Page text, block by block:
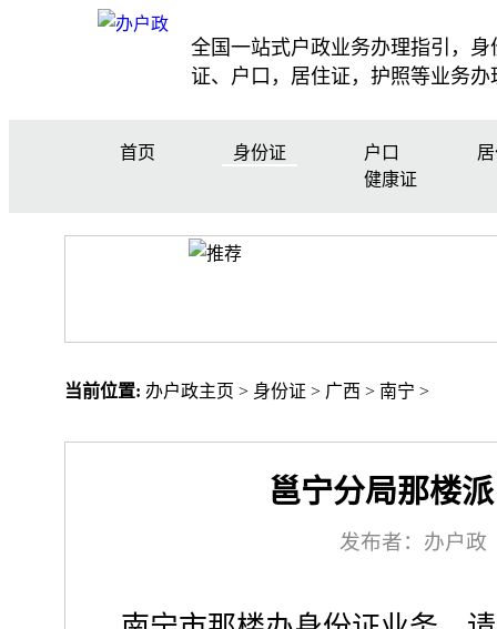
全国一站式户政业务办理指引，身
证、户口，居住证，护照等业务办
首页 身份证 户口
健康证
当前位置: 办户政主页 > 身份证 > 广西 > 南宁 >
邕宁分局那楼
发布者：办户政